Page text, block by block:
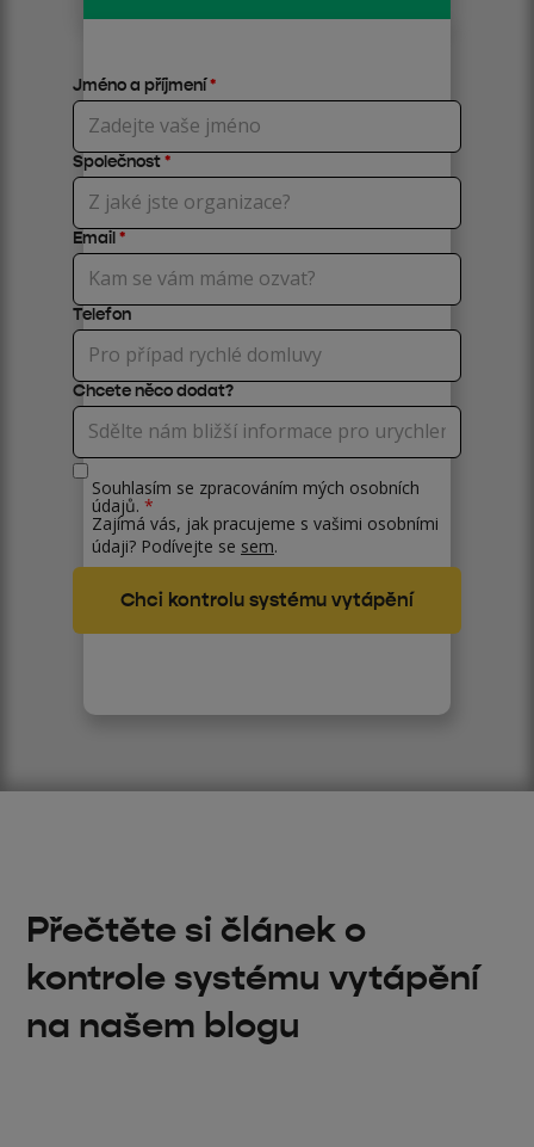
Jméno a příjmení*
Společnost*
Email*
Telefon
Chcete něco dodat?
Souhlasím se zpracováním mých osobních
údajů. *
Zajímá vás, jak pracujeme s vašimi osobními
údaji? Podívejte se sem.
Přečtěte si článek o
kontrole systému vytápění
na našem blogu